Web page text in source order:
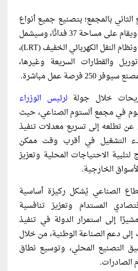
بالمجمع؛ بتصنيع جميع أنواع
الوحدات المتحركة، ويقام على مساحة 37 فدانًا، وسيشمل
إنتاج المترو والترام ونظام النقل الكهربائي الخفيف (LRT)،
والقطارات السريعة وغيرها،
فرصة عمل مباشرة.
خلال جولة لرئيس الوزراء
في مجمع ألستوم الصناعي، حيث
عن تطلعه إلى تسريع معدلات تنفيذ
التشغيل في أقرب وقت ممكن
لتلبية الاحتياجات المحلية وتعزيز
الخارجية.
الصناعي يُشكل ركيزة أساسية
المستدام وتعزيز تنافسية
إلى استمرار الدولة في تنفيذ
دعم الصناعة الوطنية، من خلال
التصنيع المحلي، وتوسيع نطاق
الصادرات.